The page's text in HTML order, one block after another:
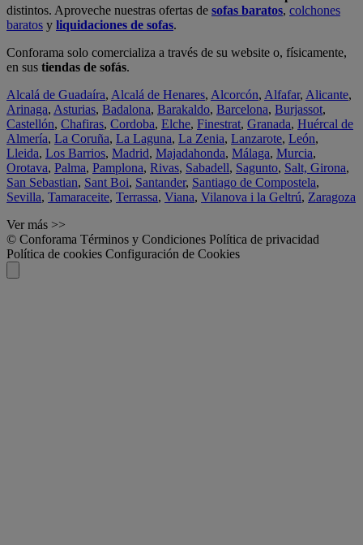
distintos. Aproveche nuestras ofertas de sofas baratos, colchones
baratos y liquidaciones de sofas.
Conforama solo comercializa a través de su website o, físicamente,
en sus tiendas de sofás.
Alcalá de Guadaíra, Alcalá de Henares, Alcorcón, Alfafar, Alicante,
Arinaga, Asturias, Badalona, Barakaldo, Barcelona, Burjassot,
Castellón, Chafiras, Cordoba, Elche, Finestrat, Granada, Huércal de
Almería, La Coruña, La Laguna, La Zenia, Lanzarote, León,
Lleida, Los Barrios, Madrid, Majadahonda, Málaga, Murcia,
Orotava, Palma, Pamplona, Rivas, Sabadell, Sagunto, Salt, Girona,
San Sebastian, Sant Boi, Santander, Santiago de Compostela,
Sevilla, Tamaraceite, Terrassa, Viana, Vilanova i la Geltrú, Zaragoza
Ver más >>
© Conforama Términos y Condiciones Política de privacidad
Política de cookies Configuración de Cookies